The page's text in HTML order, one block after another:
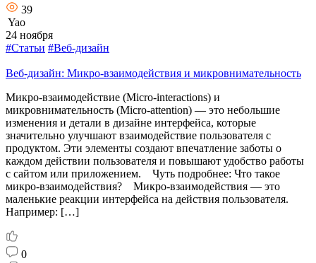
39
Yao
24 ноября
#Статьи #Веб-дизайн
Веб-дизайн: Микро-взаимодействия и микровнимательность
Микро-взаимодействие (Micro-interactions) и
микровнимательность (Micro-attention) — это небольшие
изменения и детали в дизайне интерфейса, которые
значительно улучшают взаимодействие пользователя с
продуктом. Эти элементы создают впечатление заботы о
каждом действии пользователя и повышают удобство работы
с сайтом или приложением. Чуть подробнее: Что такое
микро-взаимодействия? Микро-взаимодействия — это
маленькие реакции интерфейса на действия пользователя.
Например: […]
0